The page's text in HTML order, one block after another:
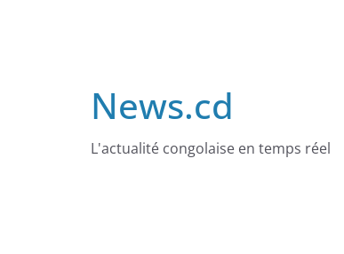
News.cd
L'actualité congolaise en temps réel